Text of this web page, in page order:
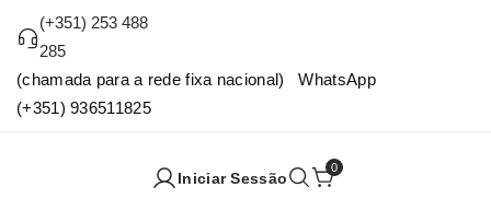
(+351) 253 488
285
(chamada para a rede fixa nacional) WhatsApp
(+351) 936511825
Iniciar Sessão
0